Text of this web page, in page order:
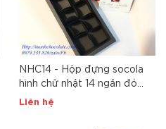
NHC14 - Hộp đựng socola
hình chữ nhật 14 ngăn đỏ
sang trọng
Liên hệ